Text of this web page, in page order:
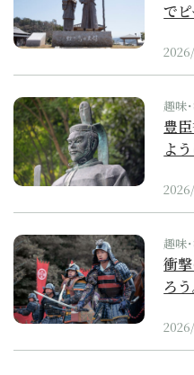
で
趣味
豊
よ
趣味
衝
ろ